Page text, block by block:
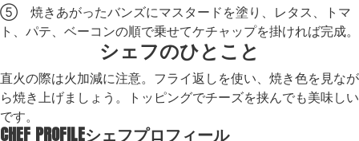
⑤ 焼きあがったバンズにマスタードを塗り、レタス、トマ
ト、パテ、ベーコンの順で乗せてケチャップを掛ければ完成。
シェフのひとこと
直火の際は火加減に注意。フライ返しを使い、焼き色を見なが
ら焼き上げましょう。トッピングでチーズを挟んでも美味しい
です。
CHEF PROFILEシェフプロフィール